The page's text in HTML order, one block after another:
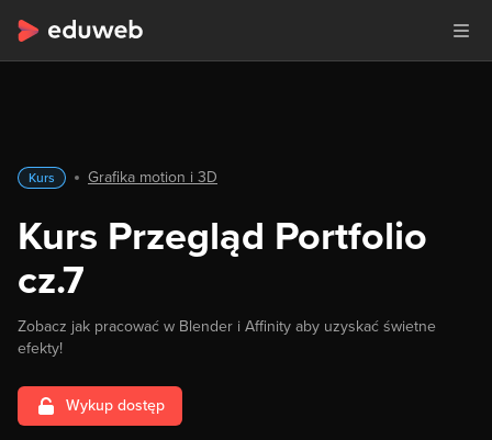
Kurs Grafika motion i 3D
Kurs Przegląd Portfolio
cz.7
Zobacz jak pracować w Blender i Affinity aby uzyskać świetne
efekty!
Wykup dostęp